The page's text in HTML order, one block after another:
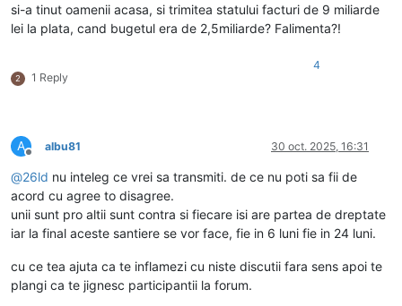
si-a tinut oamenii acasa, si trimitea statului facturi de 9 miliarde
lei la plata, cand bugetul era de 2,5miliarde? Falimenta?!
2 1 Reply
4
A
Deconectat
albu81 30 oct. 2025, 16:31
@26ld nu inteleg ce vrei sa transmiti. de ce nu poti sa fii de
acord cu agree to disagree.
unii sunt pro altii sunt contra si fiecare isi are partea de dreptate
iar la final aceste santiere se vor face, fie in 6 luni fie in 24 luni.
cu ce tea ajuta ca te inflamezi cu niste discutii fara sens apoi te
plangi ca te jignesc participantii la forum.